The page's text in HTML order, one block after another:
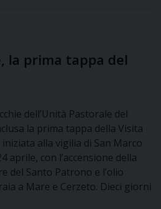
la prima tappa del
dell’Unità Pastorale del
la prima tappa della Visita
alla vigilia di San Marco
aprile, con l’accensione della
del Santo Patrono e l’olio
a Mare e Cerzeto. Dieci giorni